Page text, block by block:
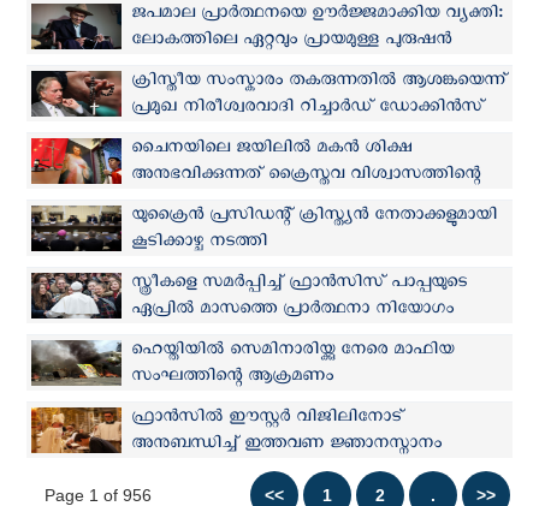
ജപമാല പ്രാര്‍ത്ഥനയെ ഊര്‍ജ്ജമാക്കിയ വ്യക്തി:
ലോകത്തിലെ ഏറ്റവും പ്രായമുള്ള പുരുഷൻ
ജുവാൻ മോറ യാത്രയായി
ക്രിസ്തീയ സംസ്കാരം തകരുന്നതിൽ ആശങ്കയെന്ന്
പ്രമുഖ നിരീശ്വരവാദി റിച്ചാർഡ് ഡോക്കിൻസ്
ചൈനയിലെ ജയിലിൽ മകന്‍ ശിക്ഷ
അനുഭവിക്കുന്നത് ക്രൈസ്തവ വിശ്വാസത്തിന്റെ
പേരിൽ: നീതി തേടി പിതാവിന്റെ പോരാട്ടം
യുക്രൈന്‍ പ്രസിഡന്റ് ക്രിസ്ത്യന്‍ നേതാക്കളുമായി
കൂടിക്കാഴ്ച നടത്തി
സ്ത്രീകളെ സമര്‍പ്പിച്ച് ഫ്രാന്‍സിസ് പാപ്പയുടെ
ഏപ്രില്‍ മാസത്തെ പ്രാര്‍ത്ഥനാ നിയോഗം
ഹെയ്തിയില്‍ സെമിനാരിയ്ക്കു നേരെ മാഫിയ
സംഘത്തിന്റെ ആക്രമണം
ഫ്രാൻസില്‍ ഈസ്റ്റര്‍ വിജിലിനോട്
അനുബന്ധിച്ച് ഇത്തവണ ജ്ഞാനസ്നാനം
സ്വീകരിച്ചത് 7137 പേര്‍
Page 1 of 956